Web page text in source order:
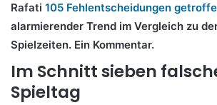
Rafati 105 Fehlentscheidungen
alarmierender Trend im Vergleich zu
Spielzeiten. Ein Kommentar.
Im Schnitt sieben
Spieltag